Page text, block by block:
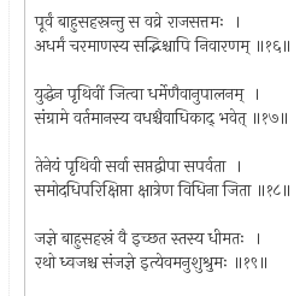
पूर्वं बाहुसहस्रन्तु स वव्रे राजसत्तमः ।
अधर्मं चरमाणस्य सद्भिश्चापि निवारणम् ॥१६॥
युद्धेन पृथिवीं जित्वा धर्मेणैवानुपालनम् ।
संग्रामे वर्तमानस्य वधश्चैवाधिकाद् भवेत् ॥१७॥
तेनेयं पृथिवी सर्वा सप्तद्वीपा सपर्वता ।
समोदधिपरिक्षिप्ता क्षात्रेण विधिना जिता ॥१८॥
जज्ञे बाहुसहस्रं वै इच्छत स्तस्य धीमतः ।
रथो ध्वजश्च संजज्ञे इत्येवमनुशुश्रुमः ॥१९॥